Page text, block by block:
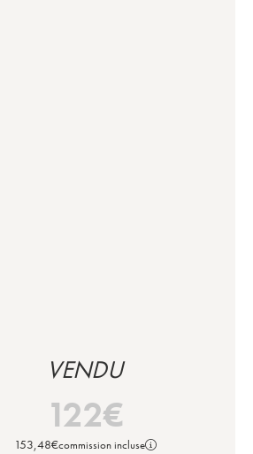
VENDU
122€
153,48€commission incluse